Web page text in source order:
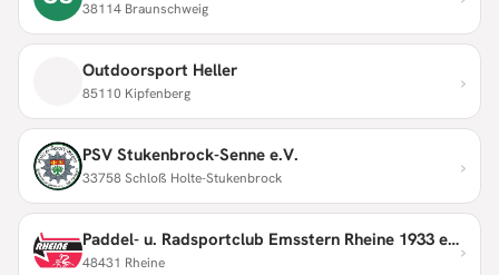
38114 Braunschweig
Outdoorsport Heller
85110 Kipfenberg ›
PSV Stukenbrock-Senne e.V.
33758 Schloß Holte-Stukenbrock ›
Paddel- u. Radsportclub Emsstern Rheine 1933 e.V.
48431 Rheine ›